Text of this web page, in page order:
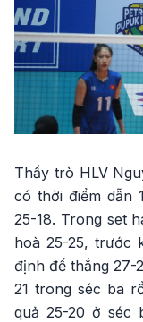
Thầy trò HLV
có thời điểm dẫn
25-18. Trong set
hoà 25-25, trước
định để thắng 27-
21 trong séc ba
quả 25-20 ở séc